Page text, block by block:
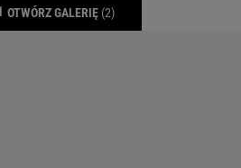
OTWÓRZ GALERIĘ (2)